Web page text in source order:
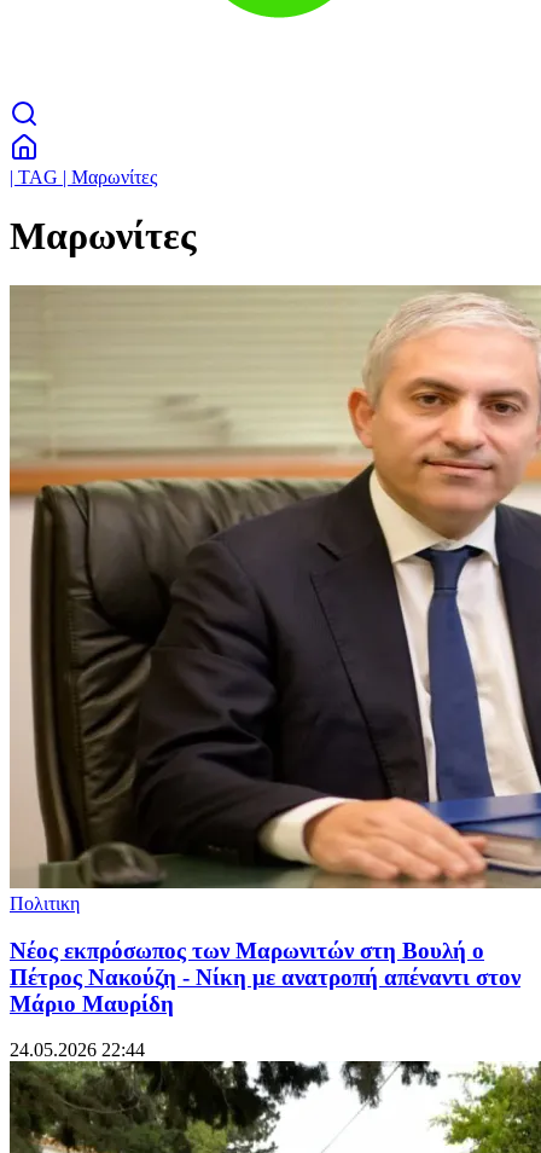
| TAG | Μαρωνίτες
Μαρωνίτες
Πολιτικη
Νέος εκπρόσωπος των Μαρωνιτών στη Βουλή ο
Πέτρος Νακούζη - Νίκη με ανατροπή απέναντι στον
Μάριο Μαυρίδη
24.05.2026 22:44